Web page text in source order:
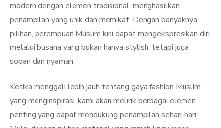
modern dengan elemen tradisional, menghasilkan
penampilan yang unik dan memikat. Dengan banyaknya
pilihan, perempuan Muslim kini dapat mengekspresikan diri
melalui busana yang bukan hanya stylish, tetapi juga
sopan dan nyaman.
Ketika menggali lebih jauh tentang gaya fashion Muslim
yang menginspirasi, kami akan melirik berbagai elemen
penting yang dapat mendukung penampilan sehari-hari.